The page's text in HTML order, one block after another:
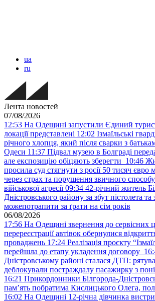
ua
ru
Лента новостей
07/08/2026
12:53 На Одещині запустили Єдиний
локації представлені 12:02 Ізмаїльські
річного хлопця, який після сварки з
Одеси 11:37 Підвал музею в Болграді
але експозицію обіцяють зберегти 10:46
просила суд стягнути з росії 50 тисяч євро
через страх та порушення звичного
військової агресії 09:34 42-річний житель
Дністровського району за збут пістолета та
можепотрапити за ґрати на сім років
06/08/2026
17:56 На Одещині звернення до сервісних
перереєстрації автівок обернулися
проваджень 17:24 Реалізація проєкту
перейшла до етапу укладення договору
Дністровському районі сталася ДТП:
деблокували постраждалу пасажирку з
16:21 Прикордонники Білгорода-
пам’ять побратима Кислицького Олега,
16:02 На Одещині 12-річна дівчинка